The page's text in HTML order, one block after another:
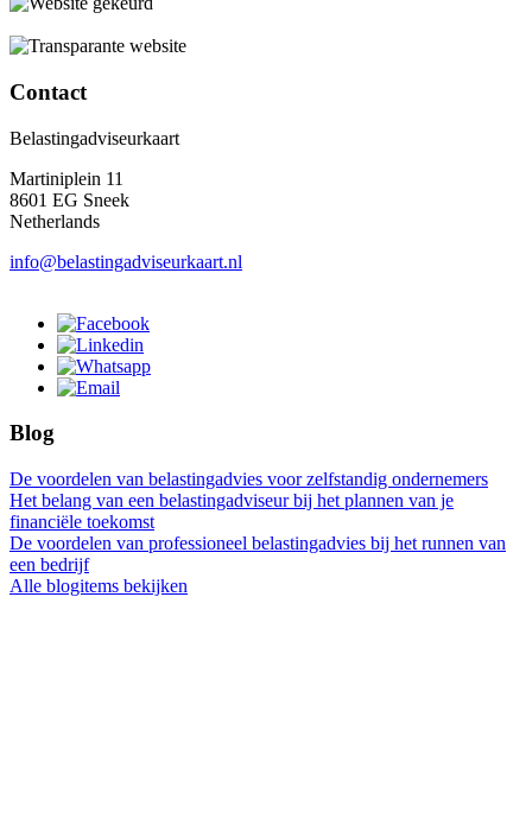
Contact
Belastingadviseurkaart
Martiniplein 11
8601 EG Sneek
Netherlands
info@belastingadviseurkaart.nl
Blog
De voordelen van belastingadvies voor zelfstandig ondernemers
Het belang van een belastingadviseur bij het plannen van je
financiële toekomst
De voordelen van professioneel belastingadvies bij het runnen van
een bedrijf
Alle blogitems bekijken